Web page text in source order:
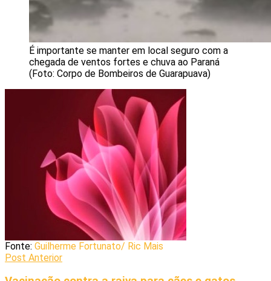
É importante se manter em local seguro com a
chegada de ventos fortes e chuva ao Paraná
(Foto: Corpo de Bombeiros de Guarapuava)
Fonte: Guilherme Fortunato/ Ric Mais
Post Anterior